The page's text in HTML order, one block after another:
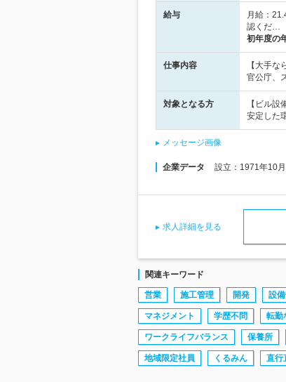
給与
月給：
認くだ…
初年度の
仕事内容
【大手
官公庁、
対象となる方
【ビル
安定した
メッセージ画像
企業データ 設立：1971年10
求人詳細を見る
関連キーワード
営業 施工管理 開発 設
マネジメント 学歴不問 転勤
ワークライフバランス 保養所
地域限定社員 くるみん 直行